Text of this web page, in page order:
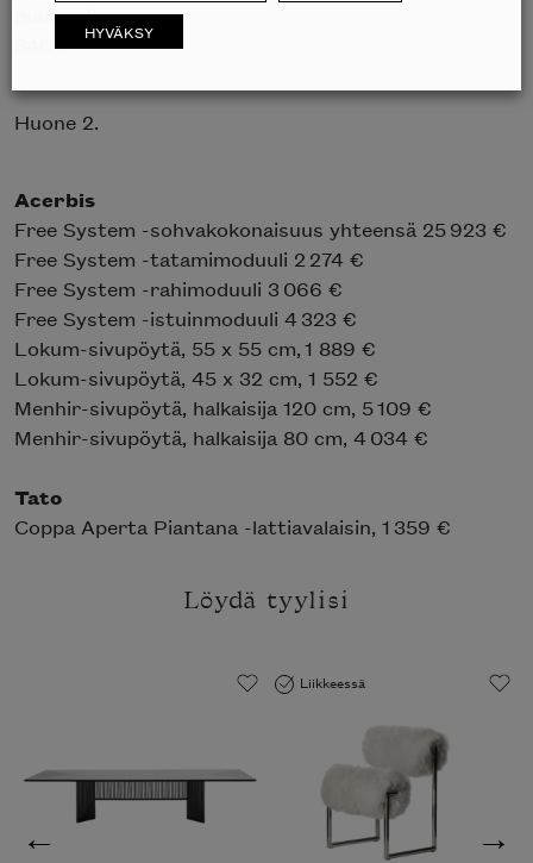
puulevylle
840 €
Huone 2.
Acerbis
Free System -sohvakokonaisuus yhteensä 25 923 €
Free System -tatamimoduuli 2 274 €
Free System -rahimoduuli 3 066 €
Free System -istuinmoduuli 4 323 €
Lokum-sivupöytä, 55 x 55 cm, 1 889 €
Lokum-sivupöytä, 45 x 32 cm, 1 552 €
Menhir-sivupöytä, halkaisija 120 cm, 5 109 €
Menhir-sivupöytä, halkaisija 80 cm, 4 034 €
Tato
Coppa Aperta Piantana -lattiavalaisin, 1 359 €
Löydä tyylisi
Liikkeessä
HYVÄKSY